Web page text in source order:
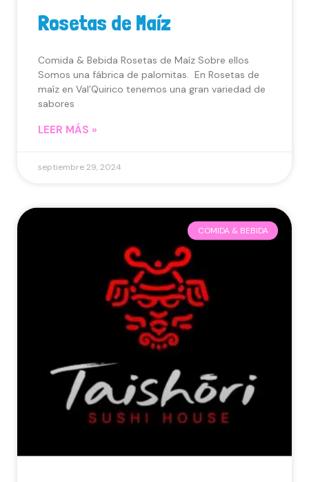
Rosetas de Maíz
Comida & Bebida Rosetas de Maíz Sobre ellos
Somos una fábrica de palomitas. En Rosetas de
maíz en Val’Quirico tenemos una gran variedad de
sabores
LEER MÁS »
septiembre 29, 2024
COMIDA & BEBIDA